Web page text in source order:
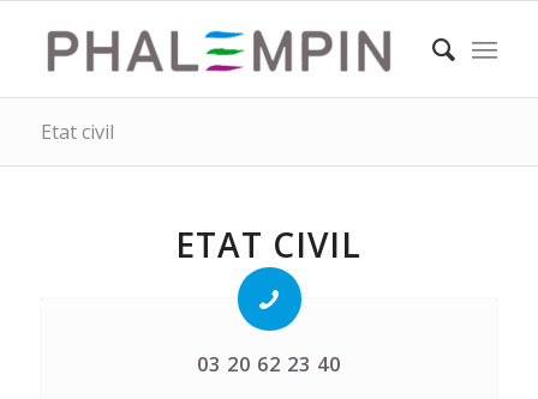
Etat civil
ETAT CIVIL
03 20 62 23 40